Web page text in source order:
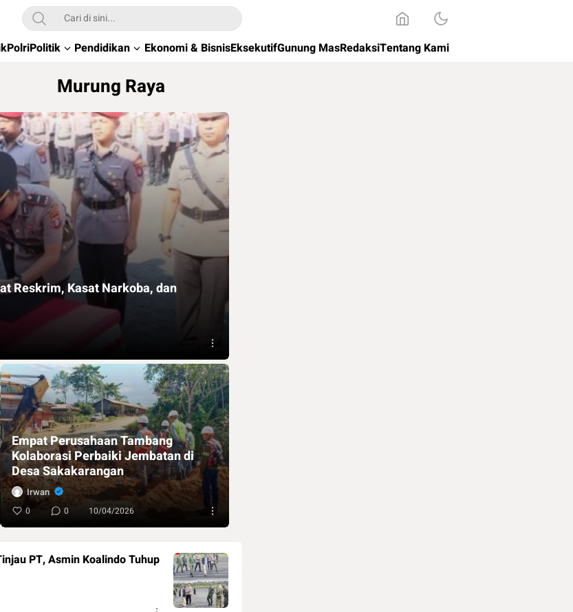
PolriPolitik Pendidikan Ekonomi & BisnisEksekutifGunung MasRedaksiTentang Kami
Murung Raya
Reskrim, Kasat Narkoba, dan
Empat Perusahaan Tambang
Kolaborasi Perbaiki Jembatan di
Desa Sakakarangan
Irwan
0 0 10/04/2026
PT, Asmin Koalindo Tuhup